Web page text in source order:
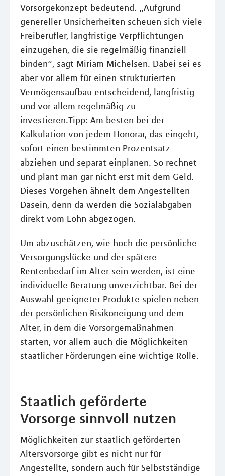
Vorsorgekonzept bedeutend. „Aufgrund
genereller Unsicherheiten scheuen sich viele
Freiberufler, langfristige Verpflichtungen
einzugehen, die sie regelmäßig finanziell
binden“, sagt Miriam Michelsen. Dabei sei es
aber vor allem für einen strukturierten
Vermögensaufbau entscheidend, langfristig
und vor allem regelmäßig zu
investieren.Tipp: Am besten bei der
Kalkulation von jedem Honorar, das eingeht,
sofort einen bestimmten Prozentsatz
abziehen und separat einplanen. So rechnet
und plant man gar nicht erst mit dem Geld.
Dieses Vorgehen ähnelt dem Angestellten-
Dasein, denn da werden die Sozialabgaben
direkt vom Lohn abgezogen.
Um abzuschätzen, wie hoch die persönliche
Versorgungslücke und der spätere
Rentenbedarf im Alter sein werden, ist eine
individuelle Beratung unverzichtbar. Bei der
Auswahl geeigneter Produkte spielen neben
der persönlichen Risikoneigung und dem
Alter, in dem die Vorsorgemaßnahmen
starten, vor allem auch die Möglichkeiten
staatlicher Förderungen eine wichtige Rolle.
Staatlich geförderte
Vorsorge sinnvoll nutzen
Möglichkeiten zur staatlich geförderten
Altersvorsorge gibt es nicht nur für
Angestellte, sondern auch für Selbstständige